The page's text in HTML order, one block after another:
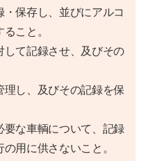
保存し、並びにアルコ
こと。
て記録させ、及びその
し、及びその記録を保
な車輌について、記録
用に供さないこと。